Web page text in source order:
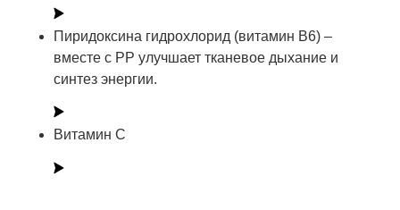
Пиридоксина гидрохлорид (витамин В6) –
вместе с PP улучшает тканевое дыхание и
синтез энергии.
Витамин С